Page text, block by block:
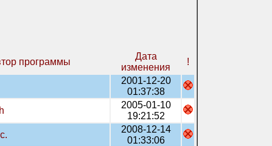
программы
Дата
изменения
!
2001-12-20
01:37:38
2005-01-10
19:21:52
2008-12-14
01:33:06